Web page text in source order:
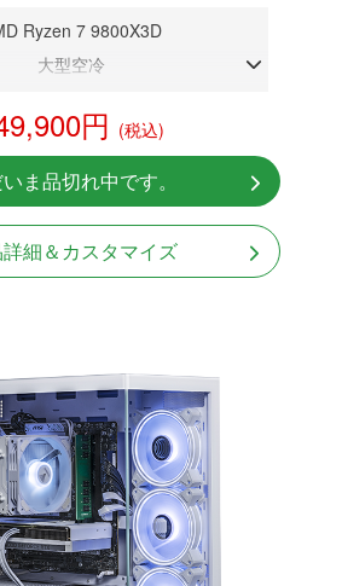
Ryzen 7 9800X3D
大型空冷
RTX 5080 16GB
NVMeSSD 1TB
Home 64bit
円 (税込)
ま品切れ中です。
細＆カスタマイズ